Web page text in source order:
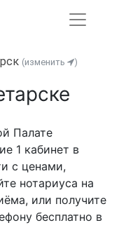
(изменить )
Палате
1 кабинет в
с ценами,
нотариуса на
или получите
бесплатно в